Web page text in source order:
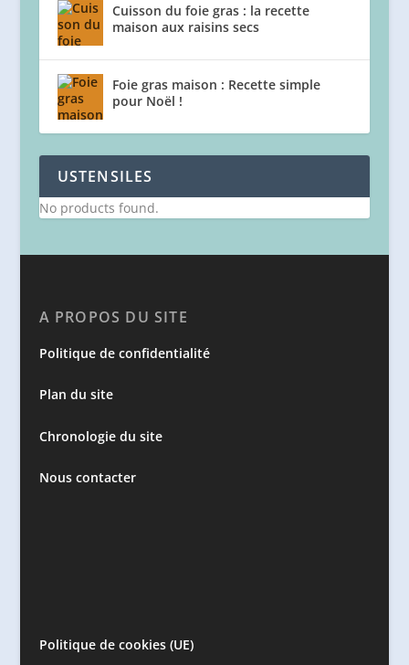
Cuisson du foie gras : la recette
maison aux raisins secs
Foie gras maison : Recette simple
pour Noël !
USTENSILES
No products found.
A PROPOS DU SITE
Politique de confidentialité
Plan du site
Chronologie du site
Nous contacter
Politique de cookies (UE)